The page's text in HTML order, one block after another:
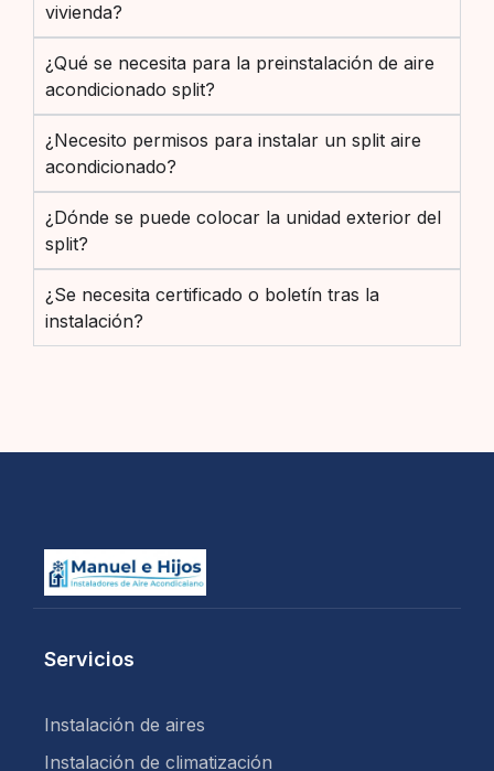
vivienda?
¿Qué se necesita para la preinstalación de aire
acondicionado split?
¿Necesito permisos para instalar un split aire
acondicionado?
¿Dónde se puede colocar la unidad exterior del
split?
¿Se necesita certificado o boletín tras la
instalación?
Servicios
Instalación de aires
Instalación de climatización